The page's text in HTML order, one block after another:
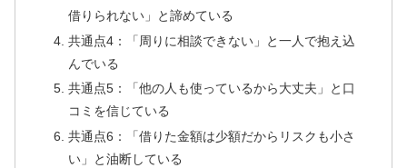
借りられない」と諦めている
共通点4：「周りに相談できない」と一人で抱え込
んでいる
共通点5：「他の人も使っているから大丈夫」と口
コミを信じている
共通点6：「借りた金額は少額だからリスクも小さ
い」と油断している